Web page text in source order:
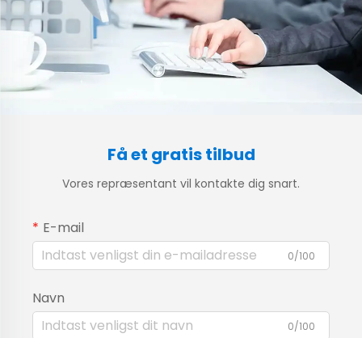
Få et gratis tilbud
Vores repræsentant vil kontakte dig snart.
E-mail
0/100
Navn
0/100